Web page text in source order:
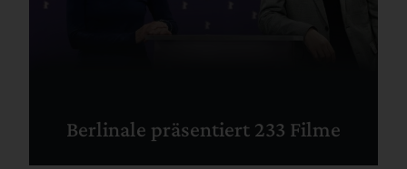
Berlinale präsentiert 233 Filme